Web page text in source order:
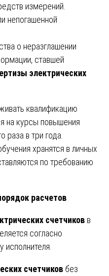
измерений.
непогашенной
о неразглашении
ставшей
электрических
квалификацию
на курсы повышения
раза в три года.
хранятся в личных
по требованию
расчетов
счетчиков в
согласно
счетчиков без